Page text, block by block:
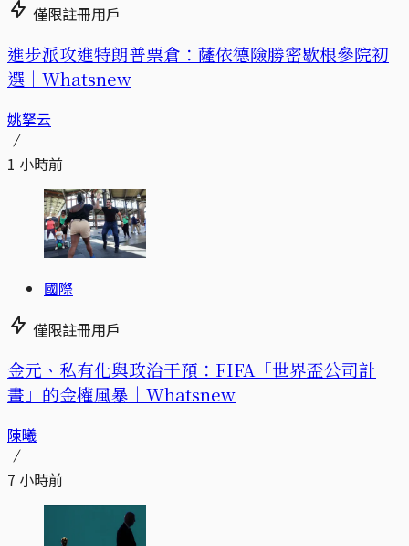
僅限註冊用戶
進步派攻進特朗普票倉：薩依德險勝密歇根參院初
選｜Whatsnew
姚拏云
1 小時前
國際
僅限註冊用戶
金元、私有化與政治干預：FIFA「世界盃公司計
畫」的金權風暴｜Whatsnew
陳曦
7 小時前